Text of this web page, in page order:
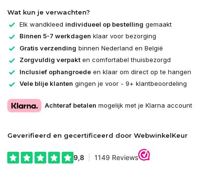
Wat kun je verwachten?
Elk wandkleed individueel op bestelling gemaakt
Binnen 5-7 werkdagen klaar voor bezorging
Gratis verzending binnen Nederland en België
Zorgvuldig verpakten comfortabel thuisbezorgd
Inclusief ophangroede en klaar om direct op te hangen
Vele blije klanten gingen je voor - 9+ klantbeoordeling
Achteraf betalen mogelijk met je Klarna account
Geverifieerd en gecertificeerd door WebwinkelKeur